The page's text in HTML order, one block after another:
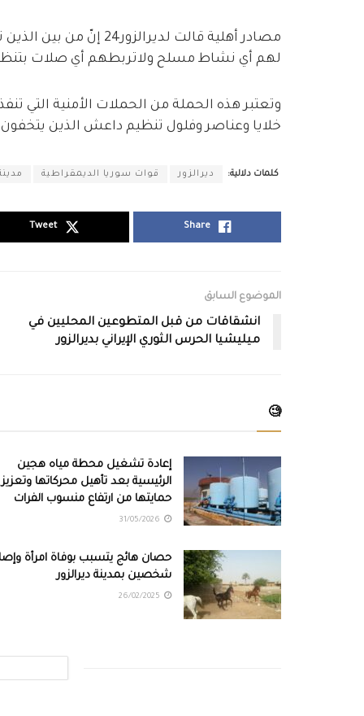
مصادر أهلية قالت
لهم أي نشاط مسلح ولاتربطهم أي صلات
وتعتبر هذه الحملة من الحملات الأمنية التي
خلايا وعناصر وفلول تنظيم داعش الذين
كلمات دلالية: ديرالزور قوات سوريا الديمقراطية
Share
Tweet
الموضوع السابق
انشقاقات من قبل المتطوعين المحليين في
ميليشيا الحرس الثوري الإيراني بديرالزور
🧐
إعادة تشغيل محطة مياه هجين
الرئيسية بعد تأهيل محركاتها وتعزيز
حمايتها من ارتفاع منسوب الفرات
حصان هائج يتسبب بوفاة امرأة
شخصين بمدينة ديرالزور